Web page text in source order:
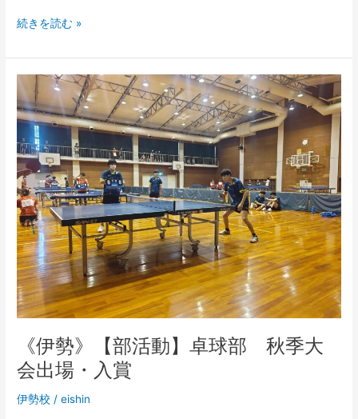
続きを読む »
《伊勢》【部活動】卓球部 秋季大
会出場・入賞
伊勢校 /eishin
《伊
勢》
【部
活
動】
卓
球
部
秋
季
大
会
出
場・
賞